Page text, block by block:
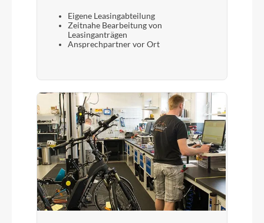
Eigene Leasingabteilung
Zeitnahe Bearbeitung von
Leasinganträgen
Ansprechpartner vor Ort